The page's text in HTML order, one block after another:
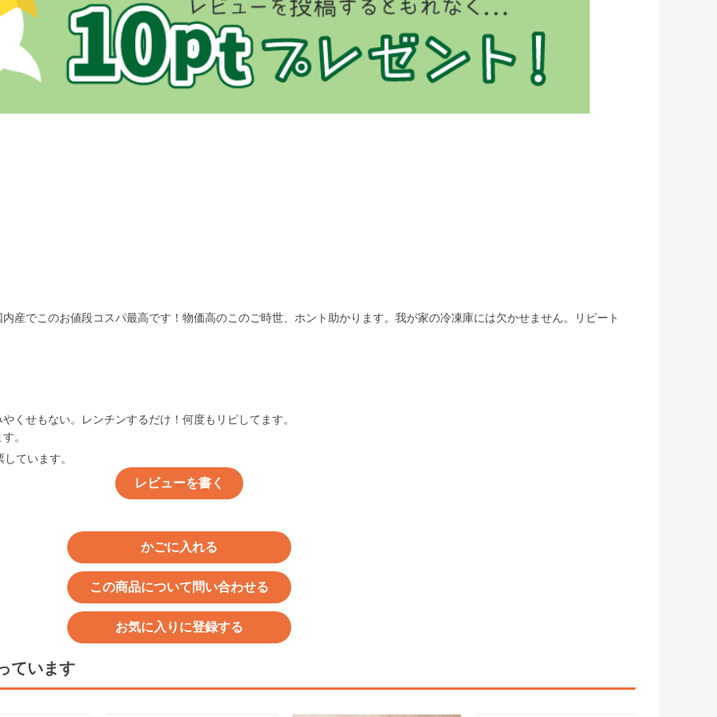
産でこのお値段コスパ最高です！物価高のこのご時世、ホント助かります。我が家の冷凍庫には欠かせません。リピート
くせもない。レンチンするだけ！何度もリピしてます。
。
ています。
レビューを書く
かごに入れる
この商品について問い合わせる
お気に入りに登録する
ています